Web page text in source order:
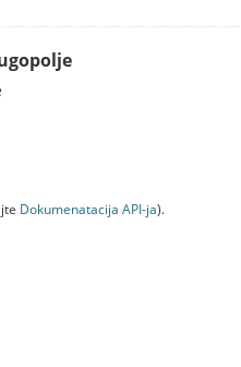
Dokumenаtаcijа API-jа).